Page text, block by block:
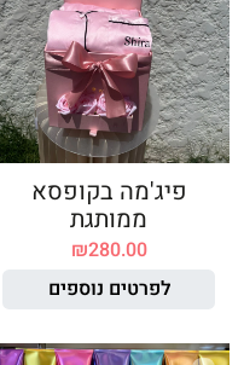
פיג'מה בקופסא
ממותגת
₪280.00
לפרטים נוספים